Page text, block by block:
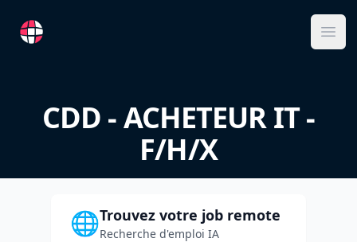
RemoteFR
CDD - ACHETEUR IT -
F/H/X
🌐Trouvez votre job remote
Recherche d'emploi IA